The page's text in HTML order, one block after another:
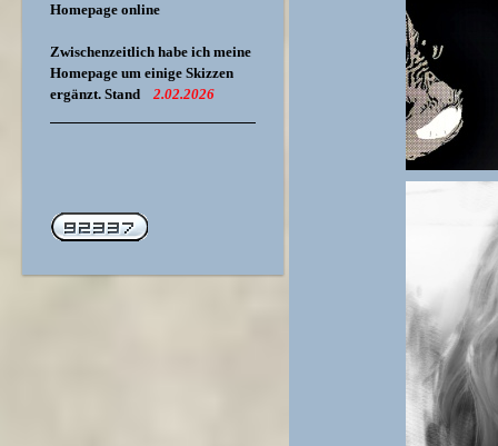
Homepage online
Zwischenzeitlich habe ich meine
Homepage um einige Skizzen
ergänzt. Stand
2.02.2026